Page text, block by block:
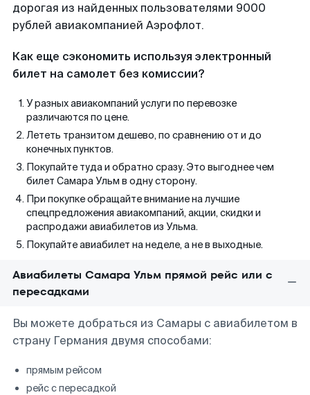
дорогая из найденных пользователями 9000
рублей авиакомпанией Аэрофлот.
Как еще сэкономить используя электронный
билет на самолет без комиссии?
У разных авиакомпаний услуги по перевозке
различаются по цене.
Лететь транзитом дешево, по сравнению от и до
конечных пунктов.
Покупайте туда и обратно сразу. Это выгоднее чем
билет Самара Ульм в одну сторону.
При покупке обращайте внимание на лучшие
спецпредложения авиакомпаний, акции, скидки и
распродажи авиабилетов из Ульма.
Покупайте авиабилет на неделе, а не в выходные.
Авиабилеты Самара Ульм прямой рейс или с
пересадками
Вы можете добраться из Самары с авиабилетом в
страну Германия двумя способами:
прямым рейсом
рейс с пересадкой